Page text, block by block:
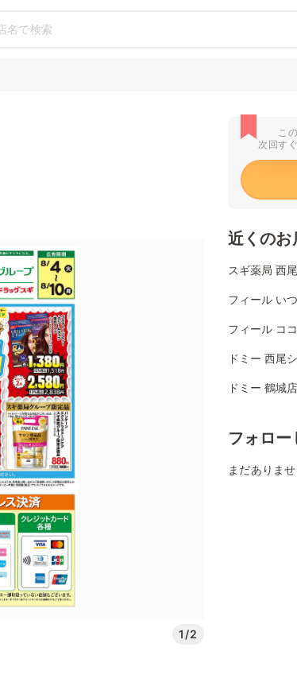
1/2
こ
次回す
近くのお
スギ薬局 西
フィール い
フィール コ
ドミー 西尾
ドミー 鶴城店
フォロ
まだありま